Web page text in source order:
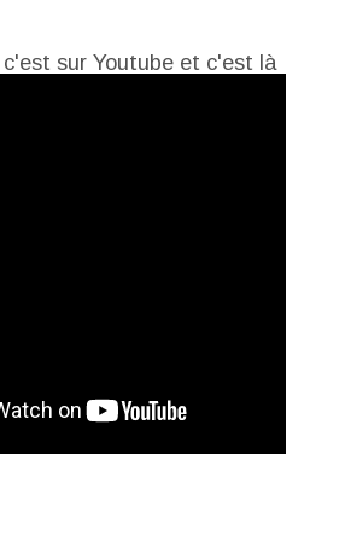
sur Youtube et c'est là